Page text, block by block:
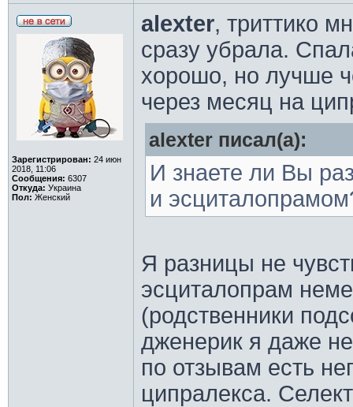
Зарегистрирован: 24 июн
2018, 11:06
Сообщения: 6307
Откуда: Украина
Пол: Женский
alexter, триттико
сразу убрала.
хорошо, но лучше
через месяц на
alexter писал(а):
И знаете ли Вы
и
Я разницы не
эсциталопрам
(родственники
дженерик я даже
по отзывам есть
ципралекса.